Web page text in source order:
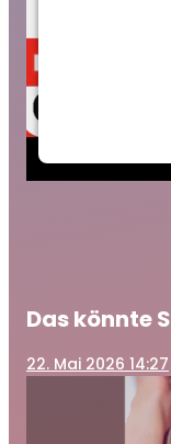
Das könnte
22. Mai 2026 14:27